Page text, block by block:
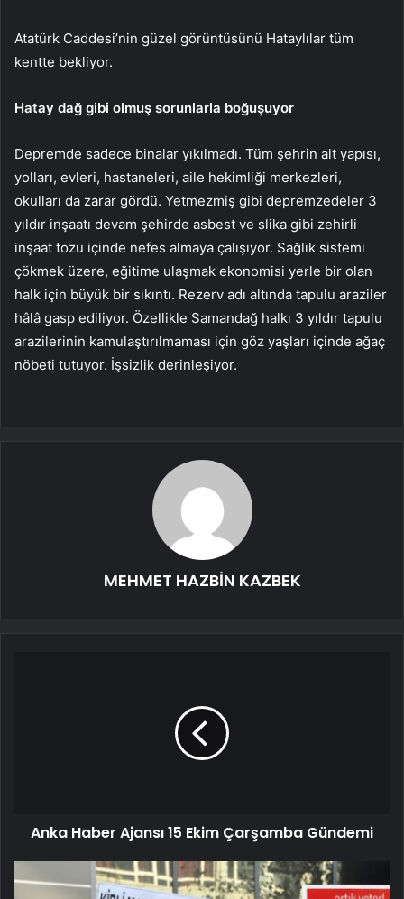
Atatürk Caddesi’nin güzel görüntüsünü Hataylılar tüm
kentte bekliyor.
Hatay dağ gibi olmuş sorunlarla boğuşuyor
Depremde sadece binalar yıkılmadı. Tüm şehrin alt yapısı,
yolları, evleri, hastaneleri, aile hekimliği merkezleri,
okulları da zarar gördü. Yetmezmiş gibi depremzedeler 3
yıldır inşaatı devam şehirde asbest ve slika gibi zehirli
inşaat tozu içinde nefes almaya çalışıyor. Sağlık sistemi
çökmek üzere, eğitime ulaşmak ekonomisi yerle bir olan
halk için büyük bir sıkıntı. Rezerv adı altında tapulu araziler
hâlâ gasp ediliyor. Özellikle Samandağ halkı 3 yıldır tapulu
arazilerinin kamulaştırılmaması için göz yaşları içinde ağaç
nöbeti tutuyor. İşsizlik derinleşiyor.
MEHMET HAZBİN KAZBEK
Anka Haber Ajansı 15 Ekim Çarşamba Gündemi